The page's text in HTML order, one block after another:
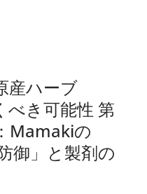
産ハーブ
べき可能性 第
Mamakiの
御」と製剤の